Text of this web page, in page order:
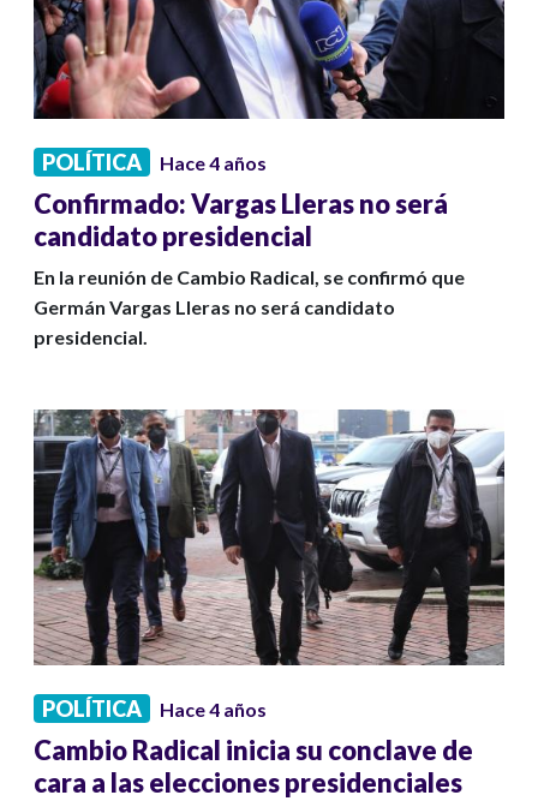
POLÍTICA Hace 4 años
Confirmado: Vargas Lleras no será
candidato presidencial
En la reunión de Cambio Radical, se confirmó que
Germán Vargas Lleras no será candidato
presidencial.
POLÍTICA Hace 4 años
Cambio Radical inicia su conclave de
cara a las elecciones presidenciales